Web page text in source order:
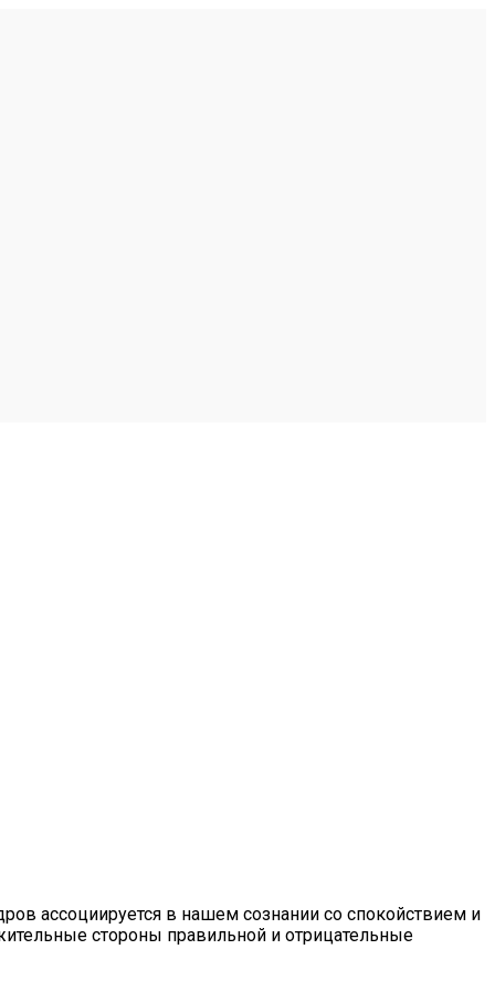
ассоциируется в нашем сознании со спокойствием и
стороны правильной и отрицательные